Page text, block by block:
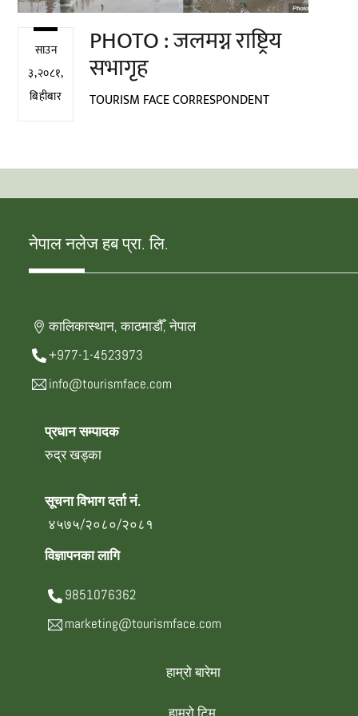
साउन
३,२०८१,
बिहीबार
PHOTO : जलमग्न राष्ट्रिय
सभागृह
TOURISM FACE CORRESPONDENT
नेपाल नलेज हब प्रा. लि.
कालिकास्थान, काठमाडौँ, नेपाल
+977-1-4523973
info@tourismface.com
प्रधान सम्पादक
रुद्र खड्का
सूचना विभाग दर्ता नं.
४५७५/२०८०/२०८१
विज्ञापनका लागि
9851076362
marketing@tourismface.com
हाम्रो बारेमा